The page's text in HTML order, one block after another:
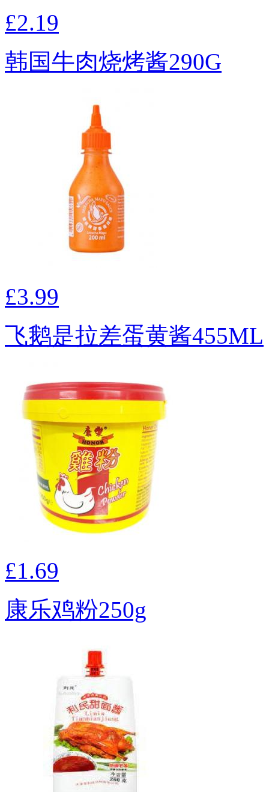
£2.19
韩国牛肉烧烤酱290G
£3.99
飞鹅是拉差蛋黄酱455ML
£1.69
康乐鸡粉250g